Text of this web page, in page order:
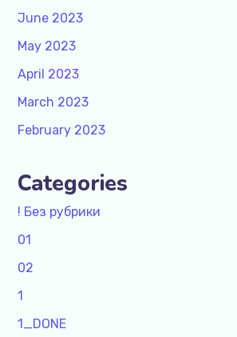
June 2023
May 2023
April 2023
March 2023
February 2023
Categories
! Без рубрики
01
02
1
1_DONE